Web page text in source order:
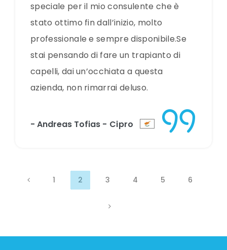
speciale per il mio consulente che è
stato ottimo fin dall’inizio, molto
professionale e sempre disponibile.Se
stai pensando di fare un trapianto di
capelli, dai un’occhiata a questa
azienda, non rimarrai deluso.
- Andreas Tofias - Cipro
1 2 3 4 5 6